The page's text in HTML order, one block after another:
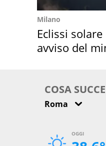
Milano
Eclissi
avviso del